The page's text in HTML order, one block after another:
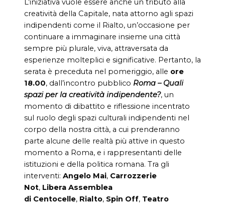
L’iniziativa vuole essere anche un tributo alla
creatività della Capitale, nata attorno agli spazi
indipendenti come il Rialto, un’occasione per
continuare a immaginare insieme una città
sempre più plurale, viva, attraversata da
esperienze molteplici e significative. Pertanto, la
serata è preceduta nel pomeriggio, alle ore
18.00, dall’incontro pubblico Roma – Quali
spazi per la creatività indipendente?, un
momento di dibattito e riflessione incentrato
sul ruolo degli spazi culturali indipendenti nel
corpo della nostra città, a cui prenderanno
parte alcune delle realtà più attive in questo
momento a Roma, e i rappresentanti delle
istituzioni e della politica romana. Tra gli
interventi: Angelo Mai, Carrozzerie
Not, Libera Assemblea
di Centocelle, Rialto, Spin Off, Teatro